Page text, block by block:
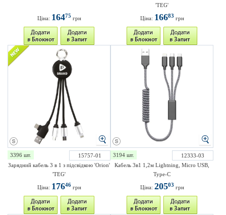
Ціна: 16475 грн
'TEG'
Ціна: 16683 грн
3396 шт.
15757-01
Зарядний кабель 3 в 1 з підсвідкою 'Orion'
'TEG'
Ціна: 17646грн
3194 шт.
12333-03
Кабель 3в1 1,2м Lightning, Micro USB,
Type-C
Ціна: 20503 грн